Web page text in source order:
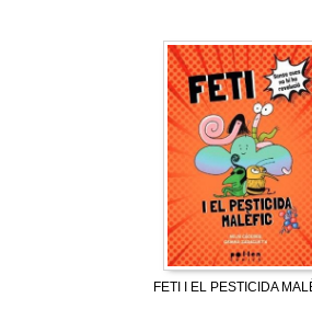
FETI I EL PESTICIDA